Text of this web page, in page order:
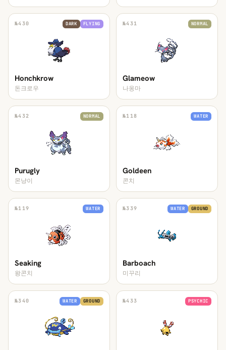
№430 DARK FLYING
Honchkrow
돈크로우
№431 NORMAL
Glameow
나옹마
№432 NORMAL
Purugly
몬냥이
№118 WATER
Goldeen
콘치
№119 WATER
Seaking
왕콘치
№339 WATER GROUND
Barboach
미꾸리
№340 WATER GROUND №433 PSYCHIC